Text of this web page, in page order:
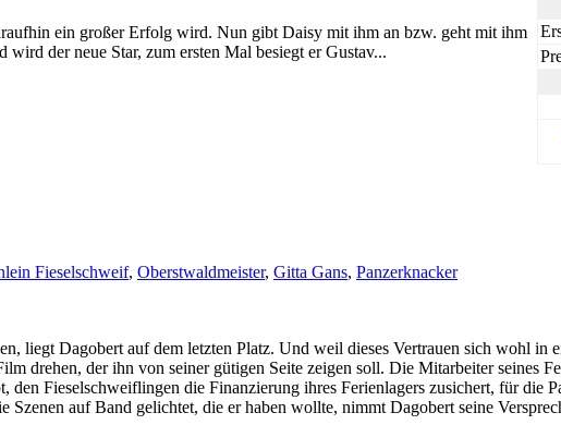
ein großer Erfolg wird. Nun gibt Daisy mit ihm an bzw. geht mit ihm
der neue Star, zum ersten Mal besiegt er Gustav...
Fieselschweif, Oberstwaldmeister, Gitta Gans, Panzerknacker
liegt Dagobert auf dem letzten Platz. Und weil dieses Vertrauen sich wohl in
drehen, der ihn von seiner gütigen Seite zeigen soll. Die Mitarbeiter seines
Fieselschweiflingen die Finanzierung ihres Ferienlagers zusichert, für die
auf Band gelichtet, die er haben wollte, nimmt Dagobert seine